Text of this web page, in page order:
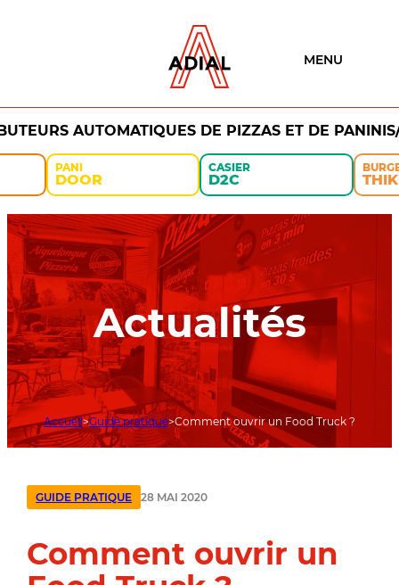
MENU
AUTOMATIQUES DE PIZZAS ET DE
PANI
DOOR
CASIER
D2C THIK
Actualités
Accueil Guide pratique Comment ouvrir un Food Truck ?
GUIDE PRATIQUE 28 MAI 2020
Comment ouvrir un